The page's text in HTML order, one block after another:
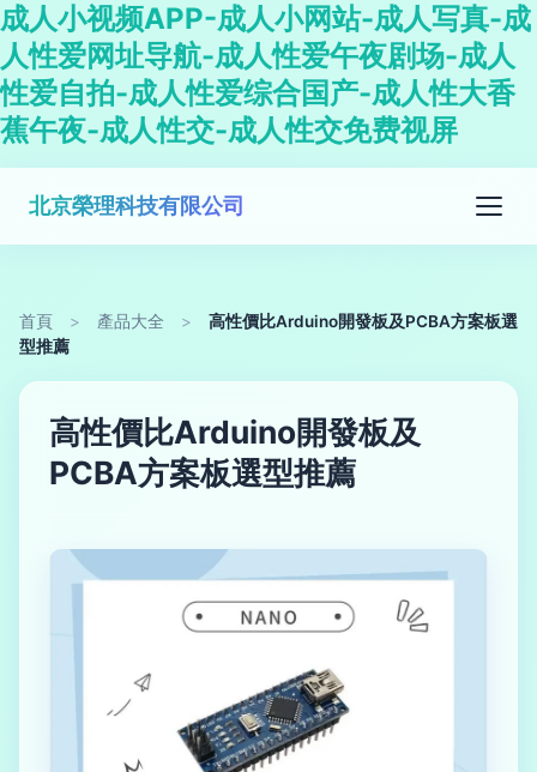
成人小视频APP-成人小网站-成人写真-成
人性爱网址导航-成人性爱午夜剧场-成人
性爱自拍-成人性爱综合国产-成人性大香
蕉午夜-成人性交-成人性交免费视屏
北京榮理科技有限公司
首頁 > 產品大全 >
高性價比Arduino開發板及PCBA方案板選
型推薦
高性價比Arduino開發板及
PCBA方案板選型推薦